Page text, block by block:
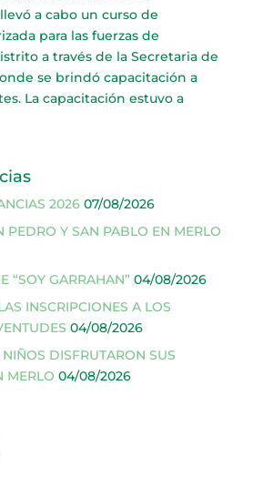
a cabo un curso de
para las fuerzas de
a través de la Secretaria de
se brindó capacitación a
La capacitación estuvo a
2026 07/08/2026
PEDRO Y SAN PABLO EN MERLO
“SOY GARRAHAN” 04/08/2026
INSCRIPCIONES A LOS
04/08/2026
DISFRUTARON SUS
MERLO 04/08/2026